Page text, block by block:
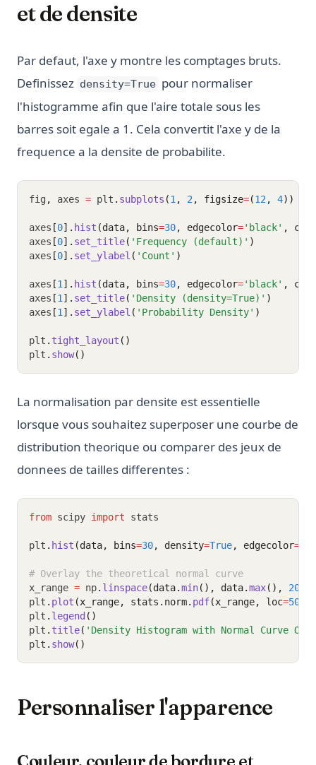
et de densite
Par defaut, l'axe y montre les comptages bruts.
Definissez density=True pour normaliser
l'histogramme afin que l'aire totale sous les
barres soit egale a 1. Cela convertit l'axe y de la
frequence a la densite de probabilite.
fig , axes = plt . subplots (1 , 2 , figsize=(12 , 4))
axes [0]. hist (data, bins=30, edgecolor='black' ,
axes [0]. set_title( 'Frequency (default)' )
axes [0]. set_ylabel ( 'Count' )
axes [1 ]. hist (data, bins=30, edgecolor='black' ,
axes [1 ]. set_title( 'Density (density=True)' )
axes [1 ]. set_ylabel ( 'Probability Density' )
plt . tight_layout ()
plt . show()
La normalisation par densite est essentielle
lorsque vous souhaitez superposer une courbe de
distribution theorique ou comparer des jeux de
donnees de tailles differentes :
from scipy import stats
plt . hist (data, bins=30, density=True, edgecolor=
# Overlay the theoretical normal curve
x_range = np. linspace(data.min(), data.max(), 200
plt . plot (x_range, stats.norm. pdf(x_range, loc=50
plt . legend ()
plt . title( 'Density Histogram with Normal Curve
plt . show()
Personnaliser l'apparence